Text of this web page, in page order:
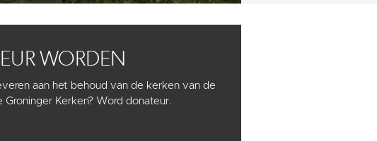
WORDEN
aan het behoud van de kerken van de
Groninger Kerken? Word donateur.